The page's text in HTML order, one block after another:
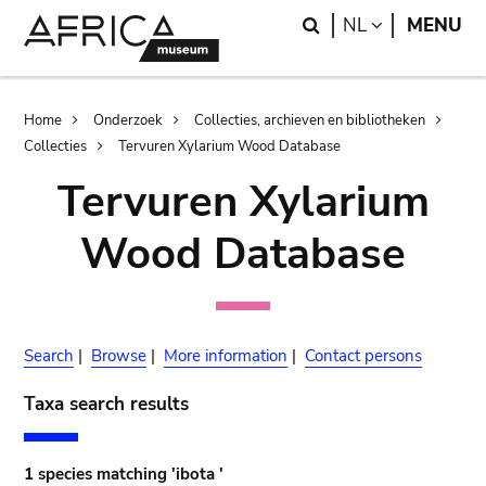
Search
NL LANGUAGE
MENU
Breadcrumb
Home Onderzoek
Collecties, archieven en bibliotheken
Collecties
Tervuren Xylarium Wood Database
Tervuren Xylarium
Wood Database
Search | Browse | More information | Contact persons
Taxa search results
1 species matching 'ibota '